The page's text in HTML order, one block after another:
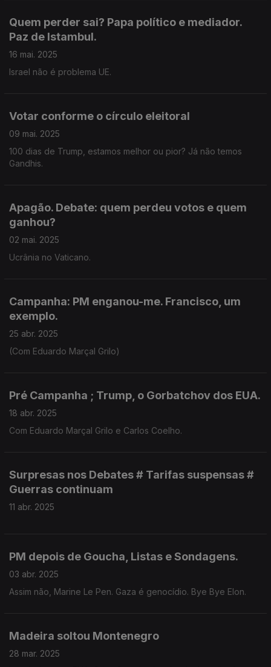
Quem perder sai? Papa político e mediador.
Paz de Istambul.
16 mai. 2025
Israel não é problema UE.
Votar conforme o círculo eleitoral
09 mai. 2025
100 dias de Trump, estamos melhor ou pior? Já não temos
Gandhis.
Apagão. Debate: quem perdeu votos e quem
ganhou?
02 mai. 2025
Ucrânia no Vaticano.
Campanha: PM enganou-me. Francisco, um
exemplo.
25 abr. 2025
(Com Eduardo Marçal Grilo)
Pré Campanha ; Trump, o Gorbatchov dos EUA.
18 abr. 2025
Com Eduardo Marçal Grilo e Carlos Coelho.
Surpresas nos Debates # Tarifas suspensas #
Guerras continuam
11 abr. 2025
PM depois de Goucha, Listas e Sondagens.
03 abr. 2025
Assim não, Marine Le Pen. Gaza é genocídio. Bye Bye Elon.
Madeira soltou Montenegro
28 mar. 2025